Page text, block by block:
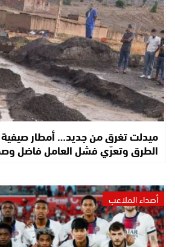
ميدلت تغرق من جديد… أمطار
الطرق وتعرّي فشل العامل فاضل
أصداء الملاعب